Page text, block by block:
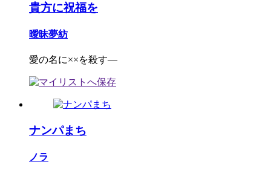
貴方に祝福を
曖昧夢紡
愛の名に××を殺す―
ナンパまち
ノラ